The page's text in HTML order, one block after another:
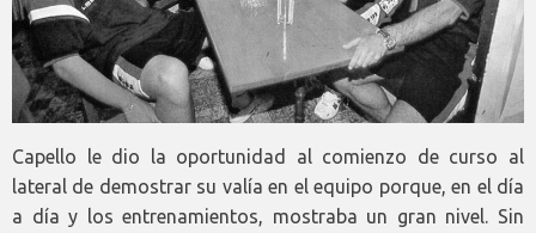
Capello le dio la oportunidad al comienzo de curso al
lateral de demostrar su valía en el equipo porque, en el día
a día y los entrenamientos, mostraba un gran nivel. Sin